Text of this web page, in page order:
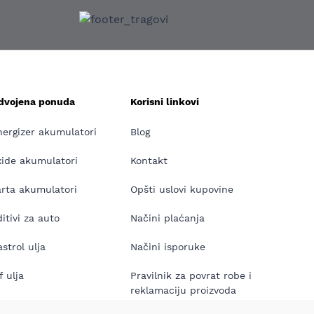
ponuda
akumulatori
akumulatori
akumulatori
za auto
ulja
ulja
Korisni linkovi
Blog
Kontakt
Opšti uslovi kupovine
Načini plaćanja
Načini isporuke
Pravilnik za povrat robe i
reklamaciju proizvoda